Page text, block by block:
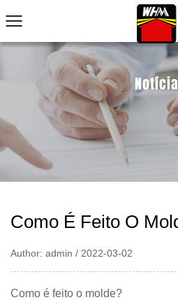
Notícia
Como É Feito O
Author: admin / 2022-03-02
Como é feito o molde?